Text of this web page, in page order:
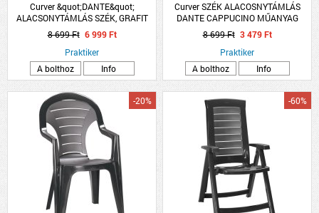
Curver &quot;DANTE&quot;
ALACSONYTÁMLÁS SZÉK, GRAFIT
8 699 Ft 6 999 Ft
Praktiker
A bolthoz
Info
Curver SZÉK ALACOSNYTÁMLÁS
DANTE CAPPUCINO MŰANYAG
57X57X79CM
8 699 Ft 3 479 Ft
Praktiker
A bolthoz
Info
-20% -60%